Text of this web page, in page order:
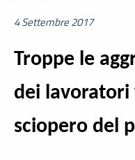
4 Settembre 2017
Troppe le
dei
sciopero del